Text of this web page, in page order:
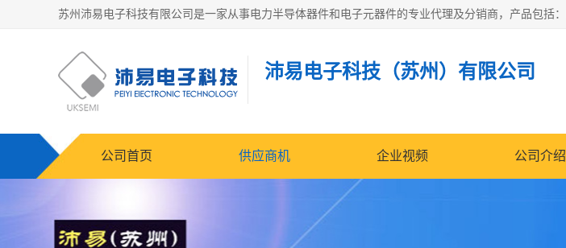
沛易电子科技（苏州）有限公司
公司首页 供应商机 企业视频 公司介绍